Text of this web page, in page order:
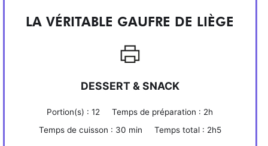
LA VÉRITABLE GAUFRE DE LIÈGE
DESSERT & SNACK
Portion(s) :12 Temps de préparation : 2h
Temps de cuisson : 30 min Temps total : 2h5